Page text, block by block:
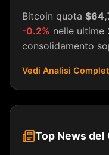
Bitcoin quota
-0.2% nelle ultime
consolidamento
Vedi Analisi
Top News del